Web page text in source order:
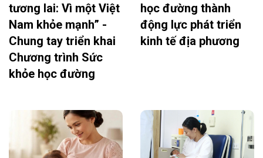
tương lai: Vì một Việt
Nam khỏe mạnh” -
Chung tay triển khai
Chương trình Sức
khỏe học đường
học đường thành
động lực phát triển
kinh tế địa phương